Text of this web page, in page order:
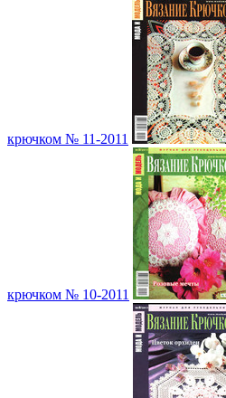
крючком № 11-2011
крючком № 10-2011